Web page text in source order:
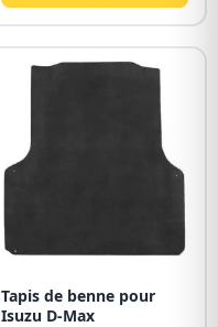
Tapis de benne pour
Isuzu D-Max